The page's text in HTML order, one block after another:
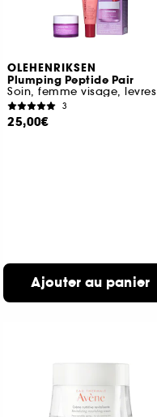
OLEHENRIKSEN
Plumping Peptide Pair
Soin, femme visage, levres
3
25,00€
Ajouter au panier